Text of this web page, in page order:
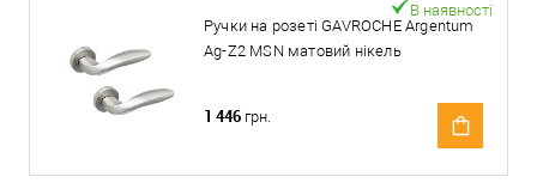
Ручки на розеті GAVROCHE Argentum
Ag-Z2 MSN матовий нікель
В наявності
1 446 грн.